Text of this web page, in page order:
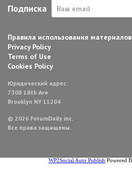
Подписка
Правила использования материалов
Privacy Policy
Terms of Use
Cookies Policy
Юридический адрес:
7308 18th Ave
Brooklyn NY 11204
© 2026 ForumDaily inc.
Все права защищены.
WP2Social Auto Publish Powered